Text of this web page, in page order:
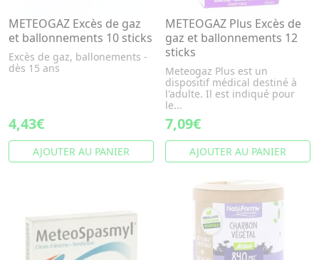
METEOGAZ Excès de gaz
et ballonnements 10 sticks
Excès de gaz, ballonements -
dès 15 ans
4,43€
AJOUTER AU PANIER
METEOGAZ Plus Excès de
gaz et ballonnements 12
sticks
Meteogaz Plus est un
dispositif médical destiné à
l'adulte. Il est indiqué pour
le...
7,09€
AJOUTER AU PANIER